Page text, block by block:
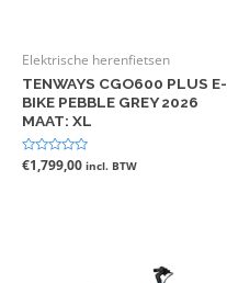
Elektrische herenfietsen
TENWAYS CGO600 PLUS E-
BIKE PEBBLE GREY 2026
MAAT: XL
Gewaardeerd
0
€1,799,00 incl. BTW